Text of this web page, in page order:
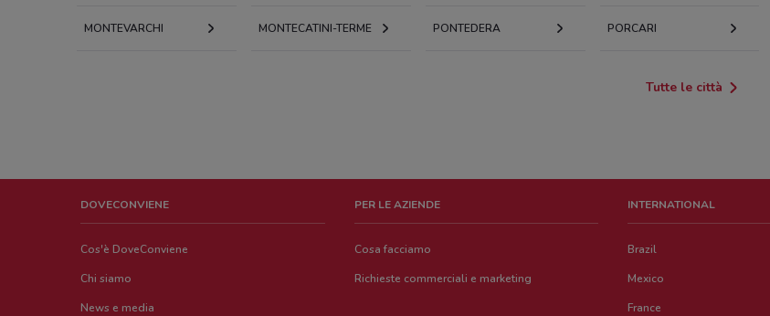
MONTEVARCHI MONTECATINI-TERME PONTEDERA PORCARI
Tutte le città
DOVECONVIENE
Cos'è DoveConviene
Chi siamo
News e media
PER LE AZIENDE
Cosa facciamo
Richieste commerciali e marketing
INTERNATIONAL
Brazil
Mexico
France